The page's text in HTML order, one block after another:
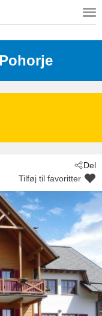
Del
Tilføj til favoritter